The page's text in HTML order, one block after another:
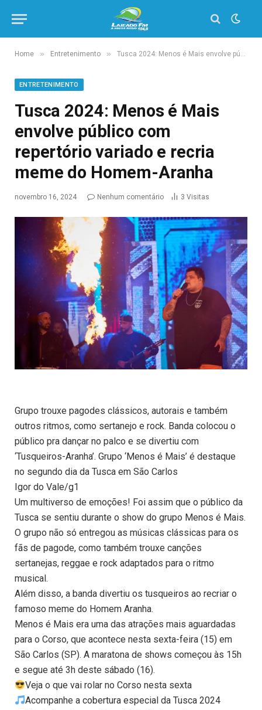
Home » Entretenimento » Tusca 2024: Menos é Mais envolve público com repertório variado e recria meme do Homem-Aranha
ENTRETENIMENTO
Tusca 2024: Menos é Mais
envolve público com
repertório variado e recria
meme do Homem-Aranha
novembro 16, 2024 Nenhum comentário 3 Visitas
Grupo trouxe pagodes clássicos, autorais e também
outros ritmos, como sertanejo e rock. Banda colocou o
público pra dançar no palco e se divertiu com
‘Tusqueiros-Aranha’. Grupo ‘Menos é Mais’ é destaque
no segundo dia da Tusca em São Carlos
Igor do Vale/g1
Um multiverso de emoções! Foi assim que o público da
Tusca se sentiu durante o show do grupo Menos é Mais.
O grupo não só entregou as músicas clássicas para os
fãs de pagode, como também trouxe canções
sertanejas, reggae e rock adaptados para o ritmo
musical.
Além disso, a banda divertiu os tusqueiros ao recriar o
famoso meme do Homem Aranha.
Menos é Mais era uma das atrações mais aguardadas
para o Corso, que acontece nesta sexta-feira (15) em
São Carlos (SP). A maratona de shows começou às 15h
e segue até 3h deste sábado (16).
Veja o que vai rolar no Corso nesta sexta
Acompanhe a cobertura especial da Tusca 2024